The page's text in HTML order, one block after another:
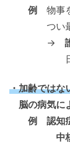
例 物事
つい最近
→
日常生活
・加齢ではな
脳の病気に
例 認知
中